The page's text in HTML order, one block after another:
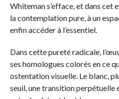
Whiteman s’efface, et dans cet
la contemplation pure, à un
enfin accéder à l’essentiel.
Dans cette pureté radicale,
ses homologues colorés en ce
ostentation visuelle. Le blanc,
seuil, une transition perpétuelle